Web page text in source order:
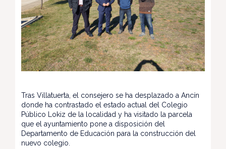
Tras Villatuerta, el consejero se ha desplazado a Ancín
donde ha contrastado el estado actual del Colegio
Público Lokiz de la localidad y ha visitado la parcela
que el ayuntamiento pone a disposición del
Departamento de Educación para la construcción del
nuevo colegio.